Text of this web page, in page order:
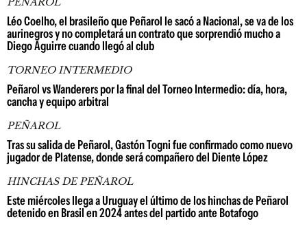
Léo Coelho, el brasileño que Peñarol le sacó a Nacional, se va de los
aurinegros y no completará un contrato que sorprendió mucho a
Diego Aguirre cuando llegó al club
TORNEO INTERMEDIO
Peñarol vs Wanderers por la final del Torneo Intermedio: día, hora,
cancha y equipo arbitral
PEÑAROL
Tras su salida de Peñarol, Gastón Togni fue confirmado como nuevo
jugador de Platense, donde será compañero del Diente López
HINCHAS DE PEÑAROL
Este miércoles llega a Uruguay el último de los hinchas de Peñarol
detenido en Brasil en 2024 antes del partido ante Botafogo